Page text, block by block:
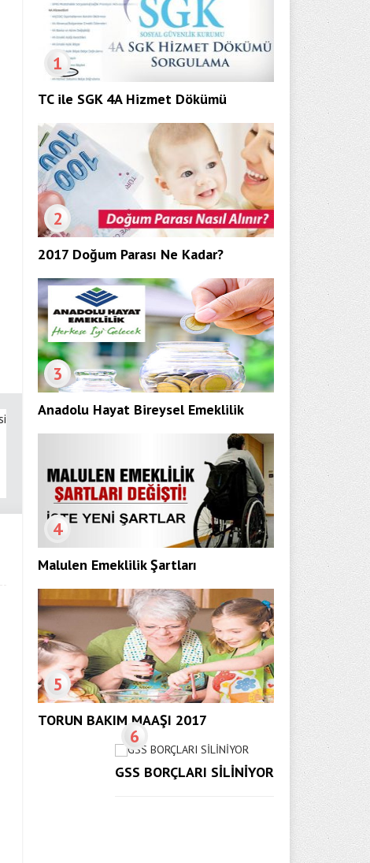
1
TC ile SGK 4A Hizmet Dökümü
2
2017 Doğum Parası Ne Kadar?
3
Anadolu Hayat Bireysel Emeklilik
4
Malulen Emeklilik Şartları
5
TORUN BAKIM MAAŞI 2017
6
GSS BORÇLARI SİLİNİYOR